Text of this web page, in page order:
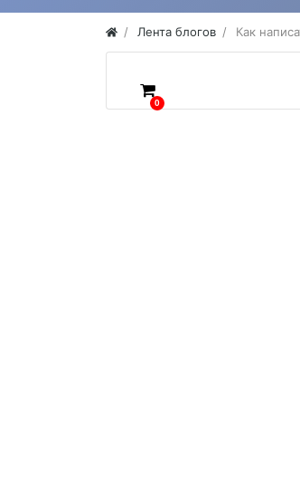
Лента блогов Как
0